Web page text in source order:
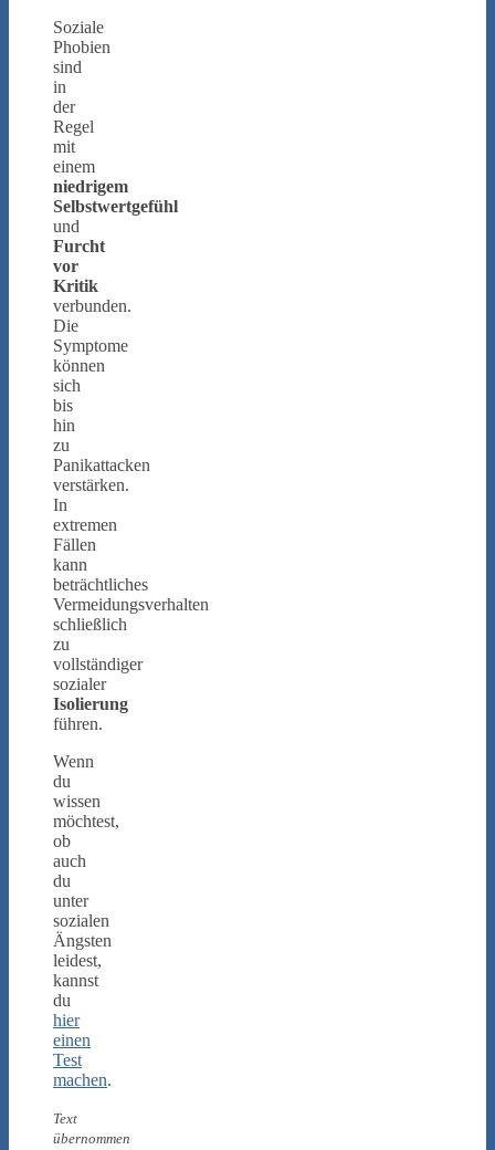
Soziale
Phobien
sind
in
der
Regel
mit
einem
niedrigem
Selbstwertgefühl
und
Furcht
vor
Kritik
verbunden.
Die
Symptome
können
sich
bis
hin
zu
Panikattacken
verstärken.
In
extremen
Fällen
kann
beträchtliches
Vermeidungsverhalten
schließlich
zu
vollständiger
sozialer
Isolierung
führen.
Wenn
du
wissen
möchtest,
ob
auch
du
unter
sozialen
Ängsten
leidest,
kannst
du
hier
einen
Test
machen.
Text
übernommen